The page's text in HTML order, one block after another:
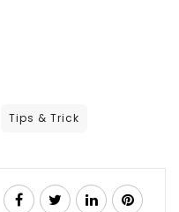
Tips & Trick